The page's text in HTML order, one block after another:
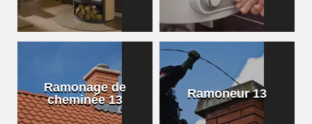
Ramonage de
cheminée 13
Ramoneur 13